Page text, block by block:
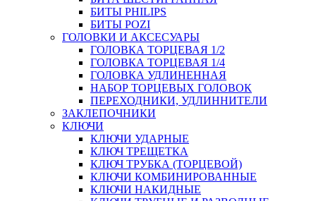
БИТЫ PHILIPS
БИТЫ POZI
ГОЛОВКИ И АКСЕСУАРЫ
ГОЛОВКА ТОРЦЕВАЯ 1/2
ГОЛОВКА ТОРЦЕВАЯ 1/4
ГОЛОВКА УДЛИНЕННАЯ
НАБОР ТОРЦЕВЫХ ГОЛОВОК
ПЕРЕХОДНИКИ, УДЛИННИТЕЛИ
ЗАКЛЕПОЧНИКИ
КЛЮЧИ
КЛЮЧИ УДАРНЫЕ
КЛЮЧ ТРЕЩЕТКА
КЛЮЧ ТРУБКА (ТОРЦЕВОЙ)
КЛЮЧИ КОМБИНИРОВАННЫЕ
КЛЮЧИ НАКИДНЫЕ